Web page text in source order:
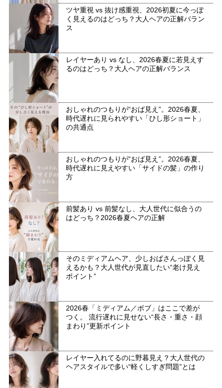
ツヤ重視 vs 抜け感重視、2026初夏に今っぽ
く見えるのはどっち？大人ヘアの正解バラン
ス
レイヤーあり vs なし、2026春夏に若見えす
るのはどっち？大人ヘアの正解バランス
おしゃれのつもりが“おば見え”。2026春夏、
時代遅れに見られやすい「ひし形ショート」
の共通点
おしゃれのつもりが“おば見え”。2026春夏、
時代遅れに見えやすい「サイドの髪」の作り
方
前髪あり vs 前髪なし、大人世代に似合うの
はどっち？2026春夏ヘアの正解
そのミディアムヘア、少しおばさんっぽく見
えるかも？大人世代が見直したい“老け見え
ポイント”
2026春「ミディアム／ボブ」はここで差が
つく。 流行遅れに見せない“長さ・重さ・顔
まわり”更新ポイント
レイヤー入れてるのに野暮見え？大人世代の
ヘアスタイルで多い“軽くしすぎ問題”とは